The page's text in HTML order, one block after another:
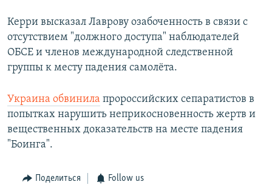
Керри высказал Лаврову озабоченность в связи с
отсутствием "должного доступа" наблюдателей
ОБСЕ и членов международной следственной
группы к месту падения самолёта.
Украина обвинила пророссийских сепаратистов в
попытках нарушить неприкосновенность жертв и
вещественных доказательств на месте падения
"Боинга".
Поделиться Follow us